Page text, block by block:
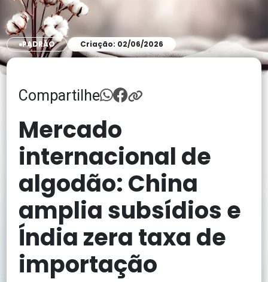
PADRÃO Criação: 02/06/2026
Compartilhe
Mercado
internacional de
algodão: China
amplia subsídios e
Índia zera taxa de
importação